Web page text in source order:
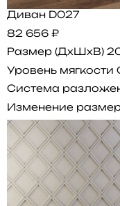
Диван D027
82 656 ₽
Размер (ДхШхВ)
Уровень мягкости
Система
Изменение